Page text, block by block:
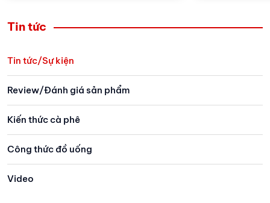
Tin tức
Tin tức/Sự kiện
Review/Đánh giá sản phẩm
Kiến thức cà phê
Công thức đồ uống
Video